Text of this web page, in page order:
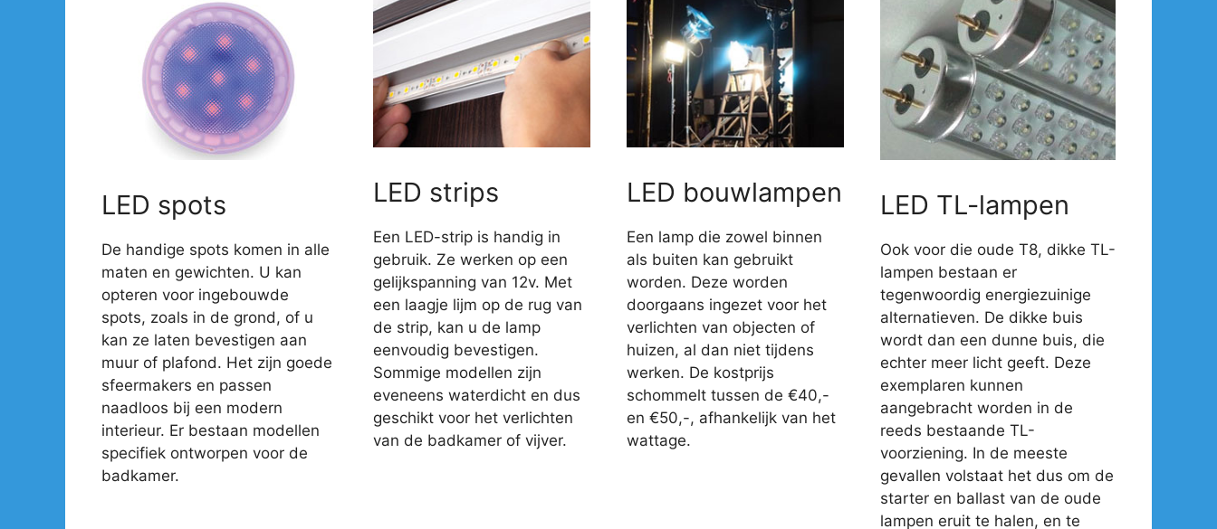
LED spots
De handige spots komen in alle
maten en gewichten. U kan
opteren voor ingebouwde
spots, zoals in de grond, of u
kan ze laten bevestigen aan
muur of plafond. Het zijn goede
sfeermakers en passen
naadloos bij een modern
interieur. Er bestaan modellen
specifiek ontworpen voor de
badkamer.
LED strips
Een LED-strip is handig in
gebruik. Ze werken op een
gelijkspanning van 12v. Met
een laagje lijm op de rug van
de strip, kan u de lamp
eenvoudig bevestigen.
Sommige modellen zijn
eveneens waterdicht en dus
geschikt voor het verlichten
van de badkamer of vijver.
LED bouwlampen
Een lamp die zowel binnen
als buiten kan gebruikt
worden. Deze worden
doorgaans ingezet voor het
verlichten van objecten of
huizen, al dan niet tijdens
werken. De kostprijs
schommelt tussen de €40,-
en €50,-, afhankelijk van het
wattage.
LED TL-lampen
Ook voor die oude T8, dikke TL-
lampen bestaan er
tegenwoordig energiezuinige
alternatieven. De dikke buis
wordt dan een dunne buis, die
echter meer licht geeft. Deze
exemplaren kunnen
aangebracht worden in de
reeds bestaande TL-
voorziening. In de meeste
gevallen volstaat het dus om de
starter en ballast van de oude
lampen eruit te halen, en te